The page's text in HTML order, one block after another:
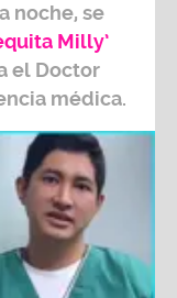
noche, se
Milly’
el Doctor
médica.